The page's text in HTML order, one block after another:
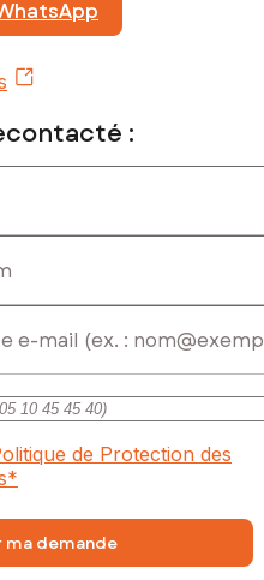
- EI - Agent
de Saint-Etienne sous le
:
de Protection des
*
ma demande